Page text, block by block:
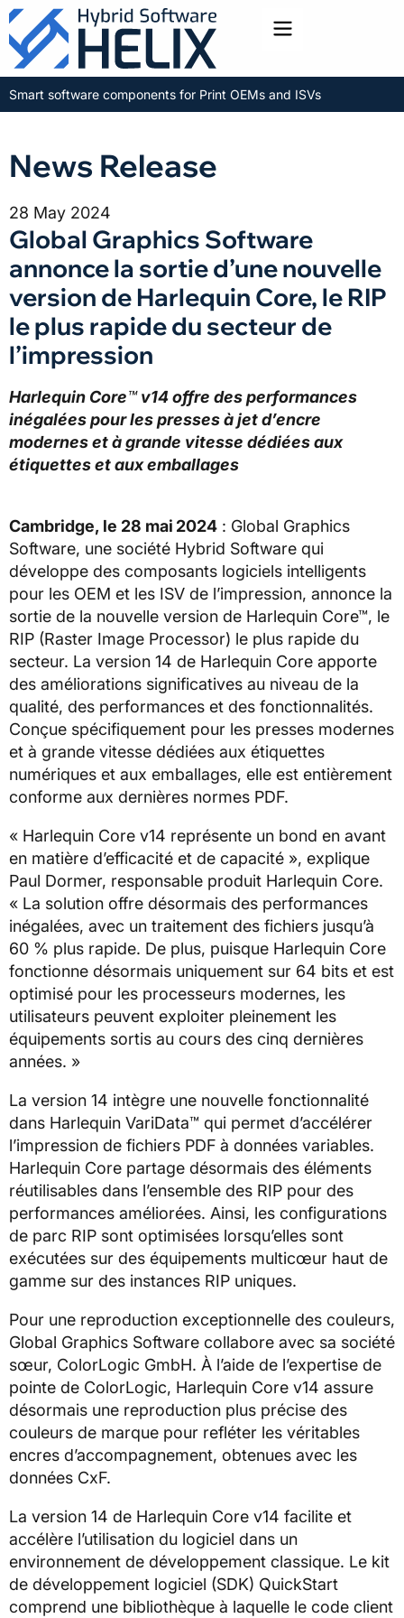
Toggle menu
Smart software components for Print OEMs and ISVs
News Release
28 May 2024
Global Graphics Software
annonce la sortie d’une nouvelle
version de Harlequin Core, le RIP
le plus rapide du secteur de
l’impression
Harlequin Core™v14 offre des performances
inégalées pour les presses à jet d’encre
modernes et à grande vitesse dédiées aux
étiquettes et aux emballages
Cambridge, le 28 mai 2024 : Global Graphics
Software, une société Hybrid Software qui
développe des composants logiciels intelligents
pour les OEM et les ISV de l’impression, annonce la
sortie de la nouvelle version de Harlequin Core™, le
RIP (Raster Image Processor) le plus rapide du
secteur. La version 14 de Harlequin Core apporte
des améliorations significatives au niveau de la
qualité, des performances et des fonctionnalités.
Conçue spécifiquement pour les presses modernes
et à grande vitesse dédiées aux étiquettes
numériques et aux emballages, elle est entièrement
conforme aux dernières normes PDF.
« Harlequin Core v14 représente un bond en avant
en matière d’efficacité et de capacité », explique
Paul Dormer, responsable produit Harlequin Core.
« La solution offre désormais des performances
inégalées, avec un traitement des fichiers jusqu’à
60 % plus rapide. De plus, puisque Harlequin Core
fonctionne désormais uniquement sur 64 bits et est
optimisé pour les processeurs modernes, les
utilisateurs peuvent exploiter pleinement les
équipements sortis au cours des cinq dernières
années. »
La version 14 intègre une nouvelle fonctionnalité
dans Harlequin VariData™ qui permet d’accélérer
l’impression de fichiers PDF à données variables.
Harlequin Core partage désormais des éléments
réutilisables dans l’ensemble des RIP pour des
performances améliorées. Ainsi, les configurations
de parc RIP sont optimisées lorsqu’elles sont
exécutées sur des équipements multicœur haut de
gamme sur des instances RIP uniques.
Pour une reproduction exceptionnelle des couleurs,
Global Graphics Software collabore avec sa société
sœur, ColorLogic GmbH. À l’aide de l’expertise de
pointe de ColorLogic, Harlequin Core v14 assure
désormais une reproduction plus précise des
couleurs de marque pour refléter les véritables
encres d’accompagnement, obtenues avec les
données CxF.
La version 14 de Harlequin Core v14 facilite et
accélère l’utilisation du logiciel dans un
environnement de développement classique. Le kit
de développement logiciel (SDK) QuickStart
comprend une bibliothèque à laquelle le code client